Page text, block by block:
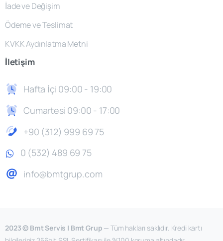
İade ve Değişim
Ödeme ve Teslimat
KVKK Aydınlatma Metni
İletişim
Hafta İçi 09:00 - 19:00
Cumartesi 09:00 - 17:00
+90 (312) 999 69 75
0 (532) 489 69 75
info@bmtgrup.com
2023 © Bmt Servis | Bmt Grup — Tüm hakları saklıdır. Kredi kartı